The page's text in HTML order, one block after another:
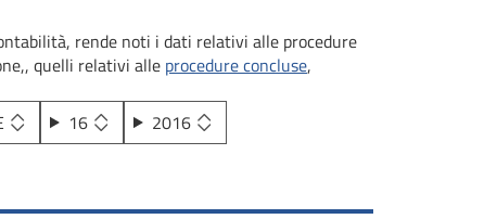
rende noti i dati relativi alle procedure
quelli relativi alle procedure concluse,
16 2016